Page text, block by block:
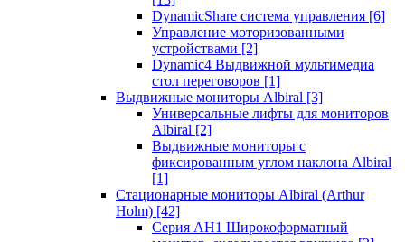
DynamicShare система управления [6]
Управление моторизованными
устройствами [2]
Dynamic4 Выдвижной мультимедиа
стол переговоров [1]
Выдвижные мониторы Albiral [3]
Универсальные лифты для мониторов
Albiral [2]
Выдвижные мониторы с
фиксированным углом наклона Albiral
[1]
Стационарные мониторы Albiral (Arthur
Holm) [42]
Серия AH1 Широкоформатный